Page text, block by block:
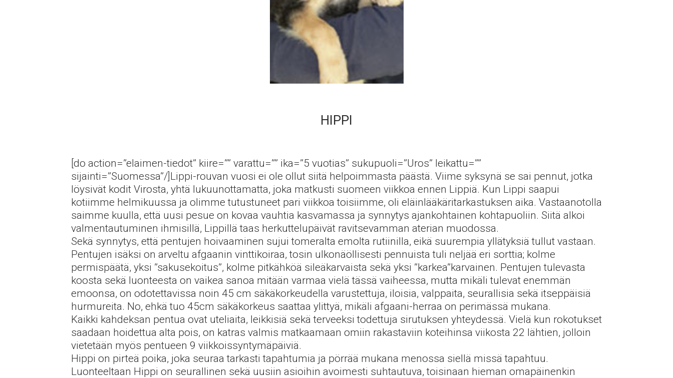
HIPPI
[do action=”elaimen-tiedot” kiire=”” varattu=”” ika=”5 vuotias” sukupuoli=”Uros” leikattu=””
sijainti=”Suomessa”/]Lippi-rouvan vuosi ei ole ollut siitä helpoimmasta päästä. Viime syksynä se sai pennut, jotka
löysivät kodit Virosta, yhtä lukuunottamatta, joka matkusti suomeen viikkoa ennen Lippiä. Kun Lippi saapui
kotiimme helmikuussa ja olimme tutustuneet pari viikkoa toisiimme, oli eläinlääkäritarkastuksen aika. Vastaanotolla
saimme kuulla, että uusi pesue on kovaa vauhtia kasvamassa ja synnytys ajankohtainen kohtapuoliin. Siitä alkoi
valmentautuminen ihmisillä, Lippillä taas herkuttelupäivät ravitsevamman aterian muodossa.
Sekä synnytys, että pentujen hoivaaminen sujui tomeralta emolta rutiinilla, eikä suurempia yllätyksiä tullut vastaan.
Pentujen isäksi on arveltu afgaanin vinttikoiraa, tosin ulkonäöllisesti pennuista tuli neljää eri sorttia; kolme
permispäätä, yksi ”sakusekoitus”, kolme pitkähköä sileäkarvaista sekä yksi ”karkea”karvainen. Pentujen tulevasta
koosta sekä luonteesta on vaikea sanoa mitään varmaa vielä tässä vaiheessa, mutta mikäli tulevat enemmän
emoonsa, on odotettavissa noin 45 cm säkäkorkeudella varustettuja, iloisia, valppaita, seurallisia sekä itseppäisiä
hurmureita. No, ehkä tuo 45cm säkäkorkeus saattaa ylittyä, mikäli afgaani-herraa on perimässä mukana.
Kaikki kahdeksan pentua ovat uteliaita, leikkisiä sekä terveeksi todettuja sirutuksen yhteydessä. Vielä kun rokotukset
saadaan hoidettua alta pois, on katras valmis matkaamaan omiin rakastaviin koteihinsa viikosta 22 lähtien, jolloin
vietetään myös pentueen 9 viikkoissyntymäpäiviä.
Hippi on pirteä poika, joka seuraa tarkasti tapahtumia ja pörrää mukana menossa siellä missä tapahtuu.
Luonteeltaan Hippi on seurallinen sekä uusiin asioihin avoimesti suhtautuva, toisinaan hieman omapäinenkin